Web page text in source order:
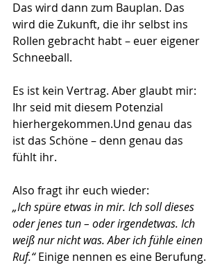
Das wird dann zum Bauplan. Das
wird die Zukunft, die ihr selbst ins
Rollen gebracht habt – euer eigener
Schneeball.
Es ist kein Vertrag. Aber glaubt mir:
Ihr seid mit diesem Potenzial
hierhergekommen.Und genau das
ist das Schöne – denn genau das
fühlt ihr.
Also fragt ihr euch wieder:
„Ich spüre etwas in mir. Ich soll dieses
oder jenes tun – oder irgendetwas. Ich
weiß nur nicht was. Aber ich fühle einen
Ruf.“ Einige nennen es eine Berufung.